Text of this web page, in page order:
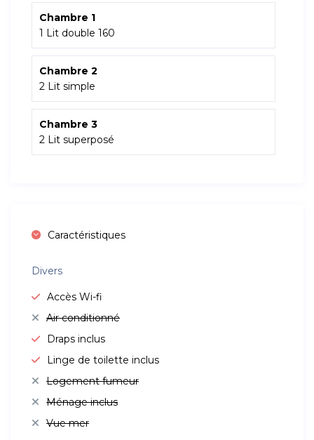
Chambre 1
1 Lit double 160
Chambre 2
2 Lit simple
Chambre 3
2 Lit superposé
Caractéristiques
Divers
Accès Wi-fi
Air conditionné
Draps inclus
Linge de toilette inclus
Logement fumeur
Ménage inclus
Vue mer